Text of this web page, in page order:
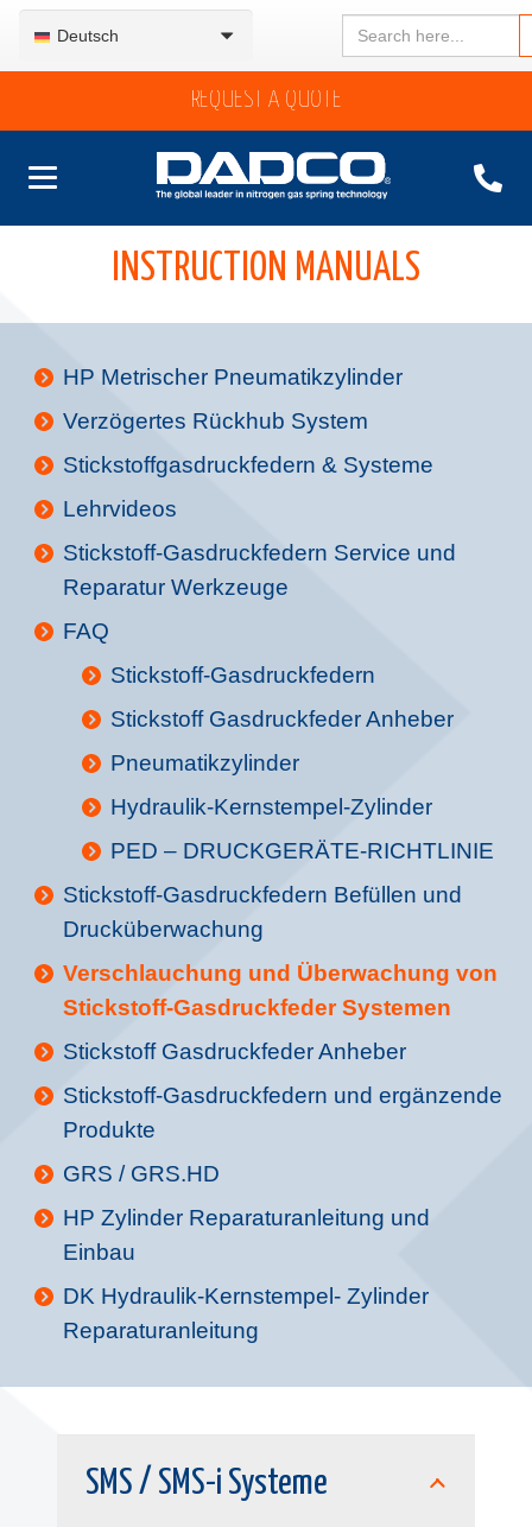
Deutsch
Search
for:
REQUEST A QUOTE
INSTRUCTION MANUALS
HP Metrischer Pneumatikzylinder
Verzögertes Rückhub System
Stickstoffgasdruckfedern & Systeme
Lehrvideos
Stickstoff-Gasdruckfedern Service und
Reparatur Werkzeuge
FAQ
Stickstoff-Gasdruckfedern
Stickstoff Gasdruckfeder Anheber
Pneumatikzylinder
Hydraulik-Kernstempel-Zylinder
PED – DRUCKGERÄTE-RICHTLINIE
Stickstoff-Gasdruckfedern Befüllen und
Drucküberwachung
Verschlauchung und Überwachung von
Stickstoff-Gasdruckfeder Systemen
Stickstoff Gasdruckfeder Anheber
Stickstoff-Gasdruckfedern und ergänzende
Produkte
GRS / GRS.HD
HP Zylinder Reparaturanleitung und
Einbau
DK Hydraulik-Kernstempel- Zylinder
Reparaturanleitung
SMS / SMS-i Systeme